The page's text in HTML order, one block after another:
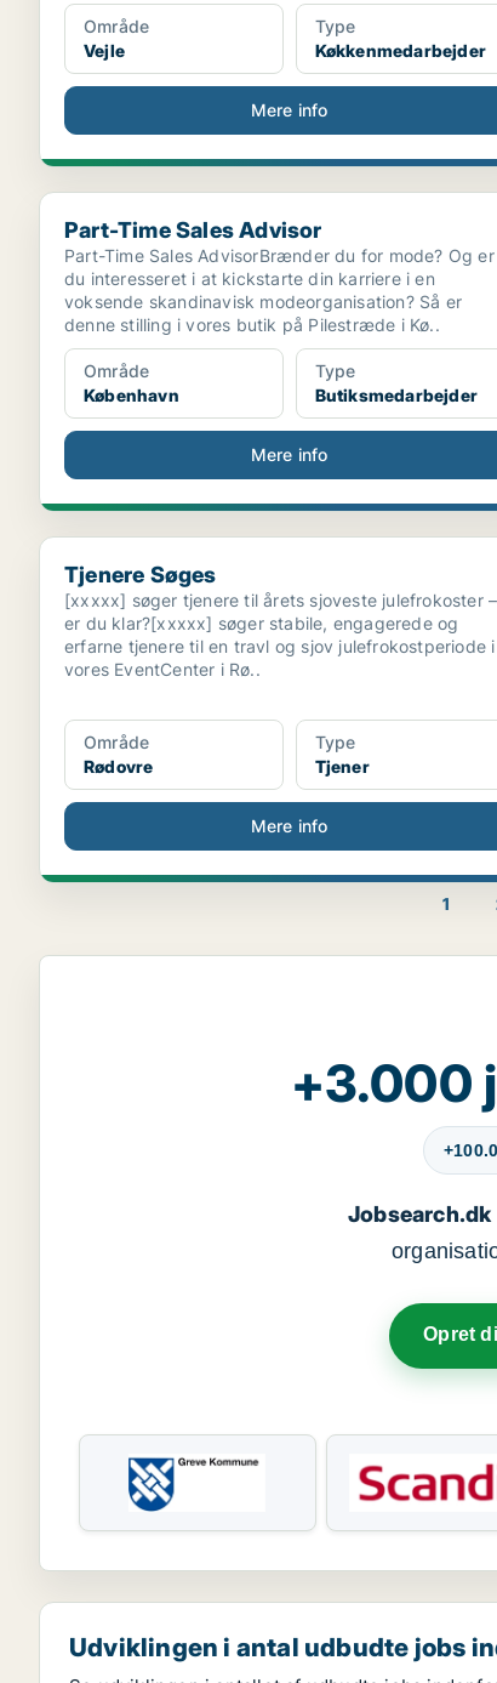
Område
Vejle
Type
Køkkenmedarbejder
Mere info
Part-Time Sales Advisor
Part-Time Sales Advisor
Part-Time Sales AdvisorBrænder du for mode? Og er
du interesseret i at kickstarte din karriere i en
voksende skandinavisk modeorganisation? Så er
denne stilling i vores butik på Pilestræde i Kø..
Område
København
Type
Butiksmedarbejder
Mere info
Tjenere Søges
Tjenere Søges
[xxxxx] søger tjenere til årets sjoveste julefrokoster –
er du klar?[xxxxx] søger stabile, engagerede og
erfarne tjenere til en travl og sjov julefrokostperiode i
vores EventCenter i Rø..
Område
Rødovre
Type
Tjener
Mere info
1
+3.000
Jobsearch.dk
Opret
Udviklingen i antal udbudte jobs